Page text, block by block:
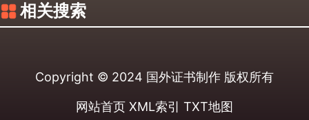
相关搜索
Copyright © 2024 国外证书制作 版权所有
网站首页 XML索引 TXT地图